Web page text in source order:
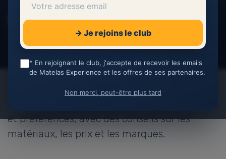
16 décembre 2024
Partager cette page
Découvrez comment sélectionner le drap
et préférences, avec des conseils sur les
matériaux, les prix et les marques.
→ Je rejoins le club
* En rejoignant le club, j'accepte de recevoir les emails
de Matelas Experience et les offres de ses partenaires.
Non merci, peut-être plus tard